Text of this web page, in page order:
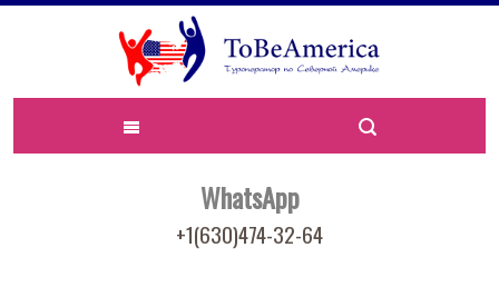
WhatsApp
+1(630)474-32-64